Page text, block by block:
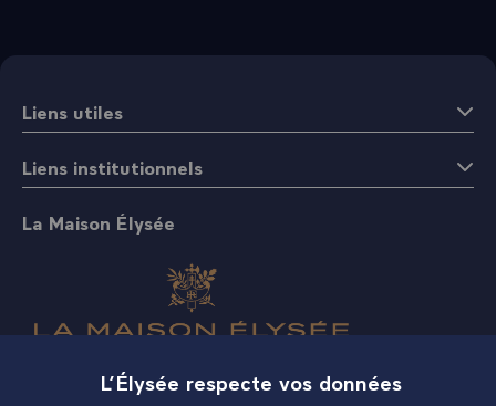
Liens utiles
Liens institutionnels
La Maison Élysée
BoutiqueL’Élysée respecte vos données